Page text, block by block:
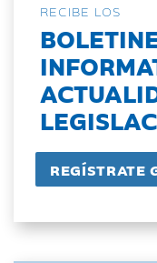
RECIBE LOS